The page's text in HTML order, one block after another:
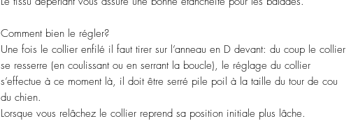
Comment bien le régler?
Une fois le collier enfilé il faut tirer sur l’anneau en D devant: du coup le collier
se resserre (en coulissant ou en serrant la boucle), le réglage du collier
s’effectue à ce moment là, il doit être serré pile poil à la taille du tour de cou
du chien.
Lorsque vous relâchez le collier reprend sa position initiale plus lâche.